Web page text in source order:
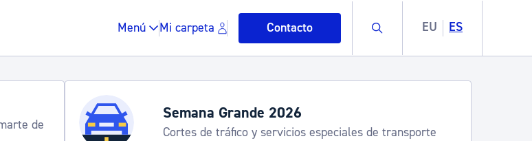
Menú Mi carpeta Contacto Buscar EU ES
de
Semana Grande 2026
Cortes de tráfico y servicios especiales de transporte